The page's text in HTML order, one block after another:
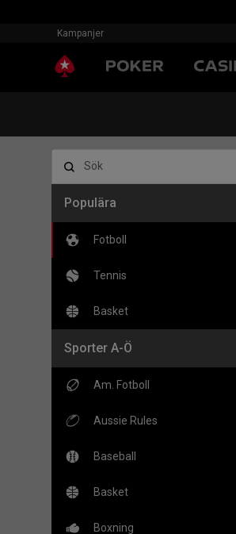
Kampanjer
Populära
Fotboll
Tennis
Basket
Sporter A-Ö
Am. Fotboll
Aussie Rules
Baseball
Basket
Boxning